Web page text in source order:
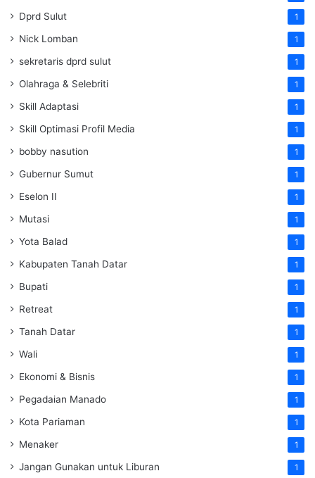
Dprd Sulut 1
Nick Lomban 1
sekretaris dprd sulut 1
Olahraga & Selebriti 1
Skill Adaptasi 1
Skill Optimasi Profil Media 1
bobby nasution 1
Gubernur Sumut 1
Eselon II 1
Mutasi 1
Yota Balad 1
Kabupaten Tanah Datar 1
Bupati 1
Retreat 1
Tanah Datar 1
Wali 1
Ekonomi & Bisnis 1
Pegadaian Manado 1
Kota Pariaman 1
Menaker 1
Jangan Gunakan untuk Liburan 1